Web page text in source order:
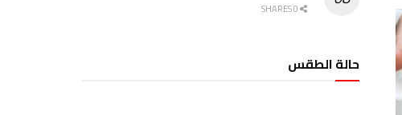
حالة الطقس